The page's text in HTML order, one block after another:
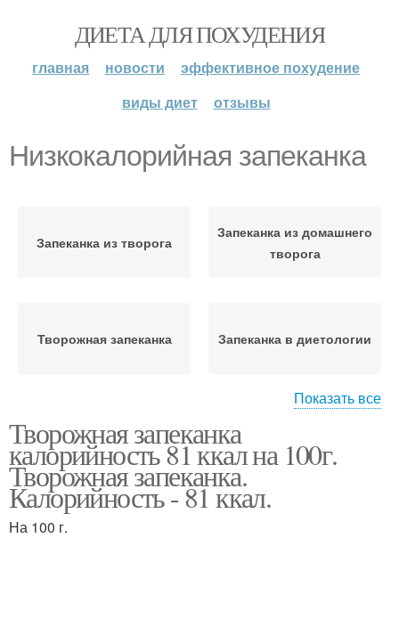
ДИЕТА ДЛЯ ПОХУДЕНИЯ
главная новости
эффективное похудение
виды диет
отзывы
Низкокалорийная запеканка
Запеканка из творога
Запеканка из домашнего
творога
Творожная запеканка Запеканка в диетологии
мультиварке
Запеканка с манкой
Запеканка с рисом
Показать все
Творожная запеканка
калорийность 81 ккал на 100г.
Творожная запеканка.
Калорийность - 81 ккал.
На 100 г.